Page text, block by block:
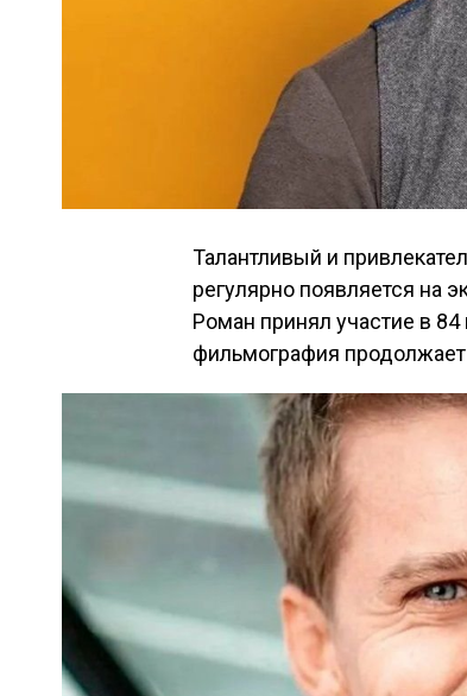
Талантливый и
регулярно появляется на
Роман принял участие в
фильмография продолжает